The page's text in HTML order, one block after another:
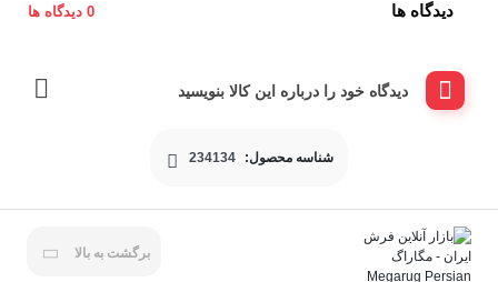
دیدگاه ها 0 دیدگاه ها
دیدگاه خود را درباره این کالا بنویسید
شناسه محصول: 234134
برگشت به بالا